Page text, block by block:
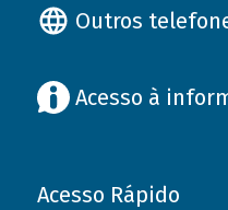
Outros
Acesso à
Acesso Rápido